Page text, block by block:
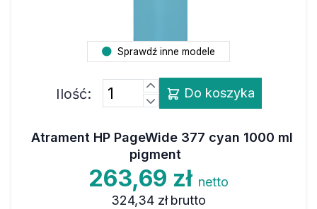
Sprawdź inne modele
Ilość: Do koszyka
Atrament HP PageWide 377 cyan 1000 ml
pigment
263,69 zł netto
324,34 zł brutto